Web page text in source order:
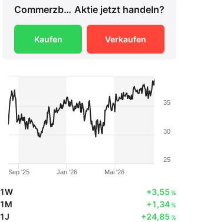
Commerzbank Aktie jetzt handeln?
Kaufen Verkaufen
Jan '26
Sep '25 Mai '26
25
30
35
1W +3,55%
1M +1,34%
1J +24,85%